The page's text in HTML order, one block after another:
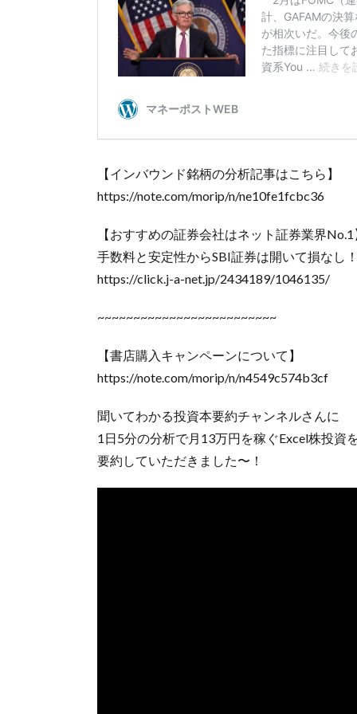
【インバウンド銘柄の分析記事はこちら】
https://note.com/morip/n/ne10fe1fcbc36
【おすすめの証券会社はネット証券業界No.1
手数料と安定性からSBI証券は開いて損なし
https://click.j-a-net.jp/2434189/1046135/
~~~~~~~~~~~~~~~~~~~~~~~~~
【書店購入キャンペーンについて】
https://note.com/morip/n/n4549c574b3cf
聞いてわかる投資本要約チャンネルさんに
1日5分の分析で月13万円を稼ぐExcel株投資
要約していただきました〜！